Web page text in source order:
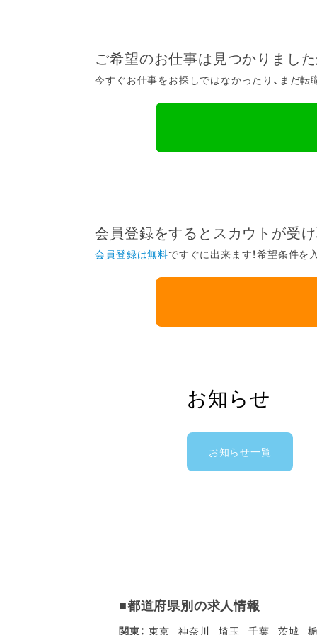
ご希望のお仕事は見つかりました
今すぐお仕事をお探しではなかったり、まだ
会員登録をするとスカウトが受け
会員登録は無料ですぐに出来ます！希望条件を
お知らせ
お知らせ一覧
■都道府県別の求人情報
関東： 東京 神奈川 埼玉 千葉 茨城